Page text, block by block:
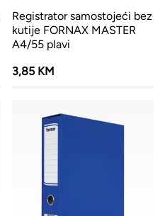
Registrator samostojeći bez
kutije FORNAX MASTER
A4/55 plavi
3,85 KM